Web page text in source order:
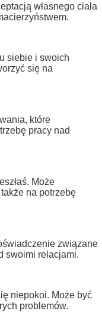
własnego ciała
siebie i swoich
się na
które
pracy nad
Może
na potrzebę
związane
swoimi relacjami.
niepokoi. Może być
problemów.